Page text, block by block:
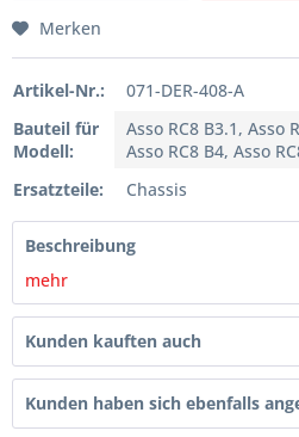
Merken
Artikel-Nr.:
071-DER-408-A
Bauteil für
Modell:
Asso RC8 B3.1, Asso
Asso RC8 B4, Asso
Ersatzteile:
Chassis
Beschreibung
mehr
Kunden kauften auch
Kunden haben sich ebenfalls